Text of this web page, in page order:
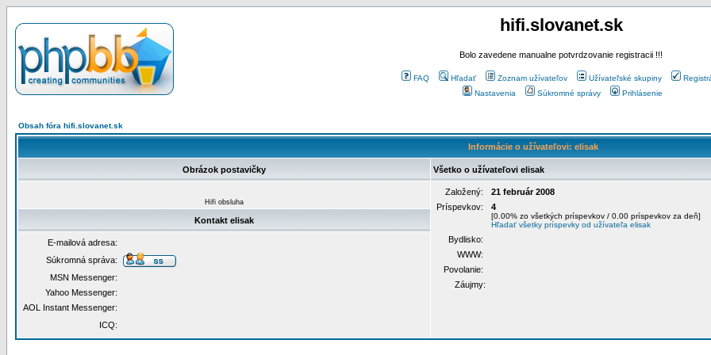
hifi.slovanet.sk
Bolo zavedene manualne potvrdzovanie registracii !!!
FAQ Hľadať Zoznam užívateľov Užívateľské skupiny
Nastavenia
Súkromné správy Prihlásenie
Obsah fóra hifi.slovanet.sk
Informácie o užívateľovi: elisak
Obrázok postavičky Všetko o užívateľovi elisak
Hifi obsluha
Založený:
21 február 2008
Príspevkov:
4
[0.00% zo všetkých príspevkov / 0.00 príspevkov za deň]
Hľadať všetky príspevky od užívateľa elisak
Bydlisko:
WWW:
Povolanie:
Záujmy:
Kontakt elisak
E-mailová adresa:
Súkromná správa:
MSN Messenger:
Yahoo Messenger:
AOL Instant Messenger:
ICQ: